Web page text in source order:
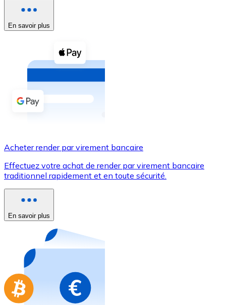
Voir toutes
Coupons crypto
Achetez des cryptomonnaies en espèces et d'autres
Acheter avec espèces
Virement SEPA
Utilisez les cartes Visa et Mastercard pour acheter
Acheter avec carte
Nouveau
Achetez des cartes-cadeaux de vos marques
Aller à la boutique de cartes-cadeaux
En savoir plus
Acheter render par virement bancaire
Effectuez votre achat de render par virement bancaire
traditionnel rapidement et en toute sécurité.
En savoir plus